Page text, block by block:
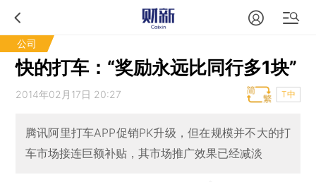
公司
快的打车：“奖励永远比同行多1块”
2014年02月17日 20:27 T中
腾讯阿里打车APP促销PK升级，但在规模并不大的打
车市场接连巨额补贴，其市场推广效果已经减淡